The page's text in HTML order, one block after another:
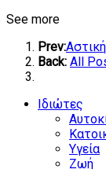
See more
Prev:
Back: All
Ιδιώτες
Υγεία
Ζωή